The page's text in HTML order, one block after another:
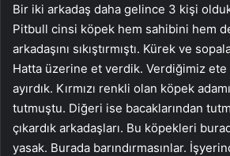
Bir iki arkadaş daha gelince 3 kişi
Pitbull cinsi köpek hem sahibini hem
arkadaşını sıkıştırmıştı. Kürek ve
Hatta üzerine et verdik. Verdiğimiz
ayırdık. Kırmızı renkli olan köpek
tutmuştu. Diğeri ise bacaklarından
çıkardık arkadaşları. Bu köpekleri
yasak. Burada barındırmasınlar.